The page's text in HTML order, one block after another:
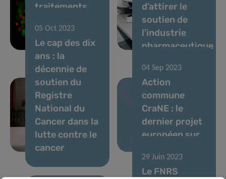
traitements
cérébrales
mortelles
d’attirer le
soutien de
l’industrie
pharmaceutique
05 Oct 2023
Le cap des dix
ans : la
décennie de
soutien du
Registre
National du
Cancer dans la
lutte contre le
cancer
04 Sep 2023
Action
commune
CraNE : le
dernier projet
européen sur
29 Juin 2023
Le FNRS